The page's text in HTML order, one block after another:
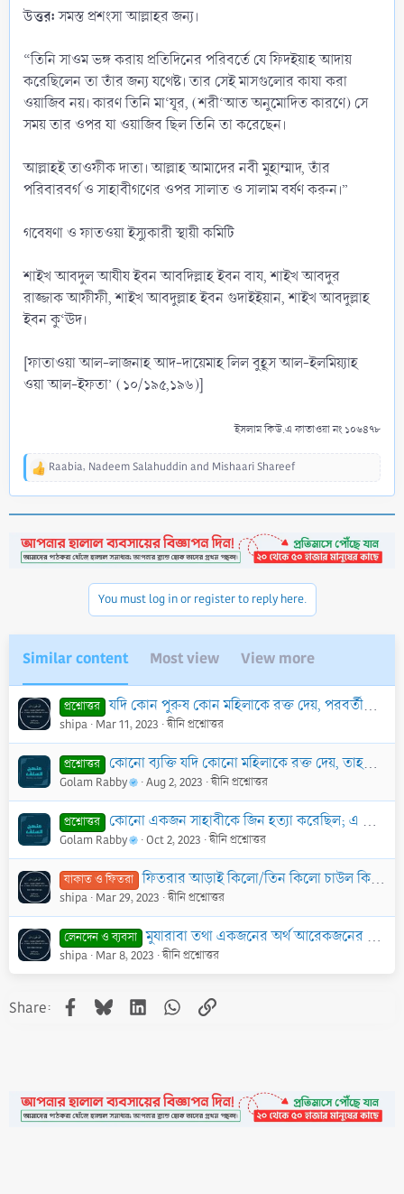
উত্তর:সমস্ত প্রশংসা আল্লাহর জন্য।
“তিনি সাওম ভঙ্গ করায় প্রতিদিনের পরিবর্তে যে ফিদইয়াহ আদায়
করেছিলেন তা তাঁর জন্য যথেষ্ট। তার সেই মাসগুলোর কাযা করা
ওয়াজিব নয়। কারণ তিনি মা‘যূর, (শরী‘আত অনুমোদিত কারণে) সে
সময় তার ওপর যা ওয়াজিব ছিল তিনি তা করেছেন।
আল্লাহই তাওফীক দাতা। আল্লাহ আমাদের নবী মুহাম্মাদ, তাঁর
পরিবারবর্গ ও সাহাবীগণের ওপর সালাত ও সালাম বর্ষণ করুন।”
গবেষণা ও ফাতওয়া ইস্যুকারী স্থায়ী কমিটি
শাইখ আবদুল আযীয ইবন আবদিল্লাহ ইবন বায, শাইখ আবদুর
রাজ্জাক আফীফী, শাইখ আবদুল্লাহ ইবন গুদাইইয়ান, শাইখ আবদুল্লাহ
ইবন কু‘ঊদ।
[ফাতাওয়া আল-লাজনাহ আদ-দায়েমাহ লিল বুহূস আল-ইলমিয়্যাহ
ওয়া আল-ইফতা’ (১০/১৯৫,১৯৬)]
ইসলাম কিউ.এ ফাতাওয়া নং ১০৬৪৭৮
R
t
i
Raabia, Nadeem Salahuddin and Mishaari Shareef
You must log in or register to reply here.
Similar content Most view View more
প্রশ্নোত্তর যদি কোন পুরুষ কোন মহিলাকে রক্ত দেয়, পরবর্তীতে তিনি ঐ মহিলাকে বিবাহ করতে পারবেন কি না?
shipa Mar 11, 2023 দ্বীনি প্রশ্নোত্তর
প্রশ্নোত্তর কোনো ব্যক্তি যদি কোনো মহিলাকে রক্ত দেয়, তাহলে সেই মহিলাকে বিবাহ করা কি তার জন্য হারাম হয়ে যাবে?
Golam Rabby Aug 2, 2023 দ্বীনি প্রশ্নোত্তর
প্রশ্নোত্তর কোনো একজন সাহাবীকে জিন হত্যা করেছিল; এ কথা কি সত্য?
Golam Rabby Oct 2, 2023 দ্বীনি প্রশ্নোত্তর
যাকাত ও ফিতরা ফিতরার আড়াই কিলো/তিন কিলো চাউল কি একজনকেই দিতে হবে নাকি দুজনকে ভাগ করে দিতে পারব?
shipa Mar 29, 2023 দ্বীনি প্রশ্নোত্তর
লেনদেন ও ব্যবসা মুযারাবা তথা একজনের অর্থ আরেকজনের শ্রম ভিত্তিতে ব্যবসা করার পদ্ধতি ও বিধিবিধান?
shipa Mar 8, 2023 দ্বীনি প্রশ্নোত্তর
Share: Facebook
BlueskyLinkedInWhatsApp
Link